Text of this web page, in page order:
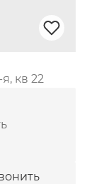
кв 22